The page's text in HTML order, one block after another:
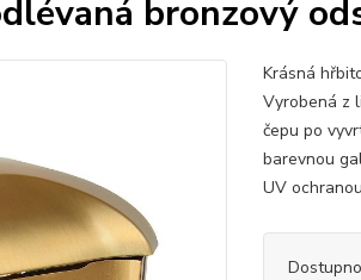
bronzový
Krásná
Vyrobená z
čepu po
barevnou
UV